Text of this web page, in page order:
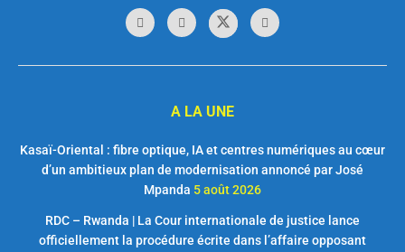
A LA UNE
Kasaï-Oriental : fibre optique, IA et centres numériques au cœur
d’un ambitieux plan de modernisation annoncé par José
Mpanda 5 août 2026
RDC – Rwanda | La Cour internationale de justice lance
officiellement la procédure écrite dans l’affaire opposant